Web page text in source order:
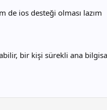
de ios desteği olması lazım
bir kişi sürekli ana